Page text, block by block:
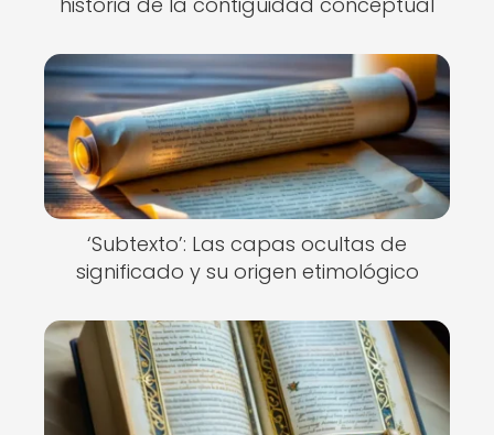
‘Subtexto’: Las capas ocultas de
significado y su origen etimológico